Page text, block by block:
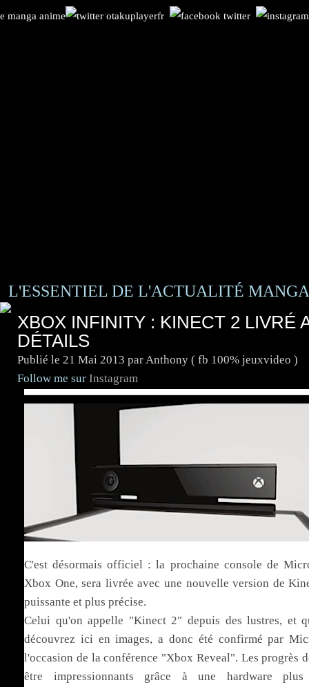
L'ESSENTIEL DE L'ACTUALITÉ
XBOX INFINITY : KINECT 2 LIVRÉ
DÉTAILS
Publié le 21 Mai 2013 par Anthony ( fb 100% jeuxvideo )
Follow me sur Instagram
C'est désormais officiel : la prochaine console de
Xbox One, sera livrée avec une nouvelle version de
puissante et plus précise.
Celui qu'on appelle "Kinect 2" depuis des lustres, et
découvrez ici en images, a donc été confirmé par
l'occasion de la conférence "Xbox Reveal". Les progrès
être impressionnants grâce à une hardware plus